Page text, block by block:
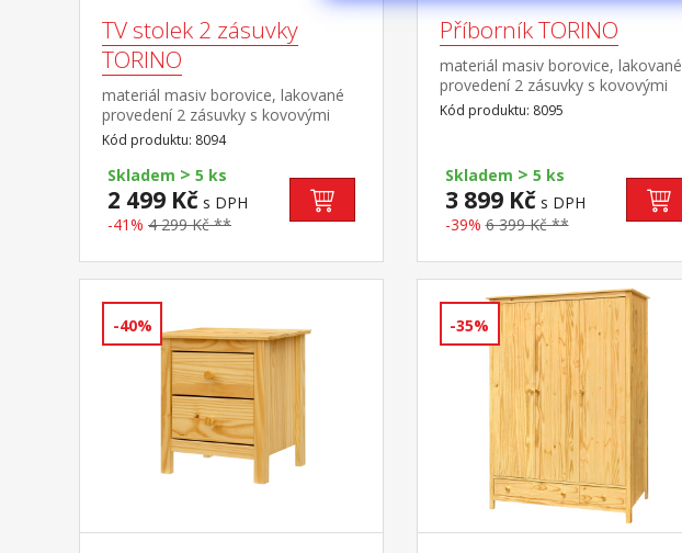
TV stolek 2 zásuvky
TORINO
materiál masiv borovice, lakované
provedení 2 zásuvky s kovovými
pojezdy, 1 police
Kód produktu: 8094
Skladem > 5 ks
2 499 Kč s DPH
-41% 4 299 Kč **
Příborník TORINO
materiál masiv borovice, lakované
provedení 2 zásuvky s kovovými
pojezdy, 2 plné dveře, 1
police vhodný doplněk nástavec
Kód produktu: 8095
Skladem > 5 ks
3 899 Kč s DPH
-39% 6 399 Kč **
-40% -35%